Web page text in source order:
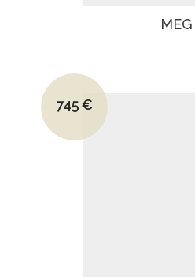
MEG
Le prix initial était : 890€.
745€
Le prix actuel est : 745€.